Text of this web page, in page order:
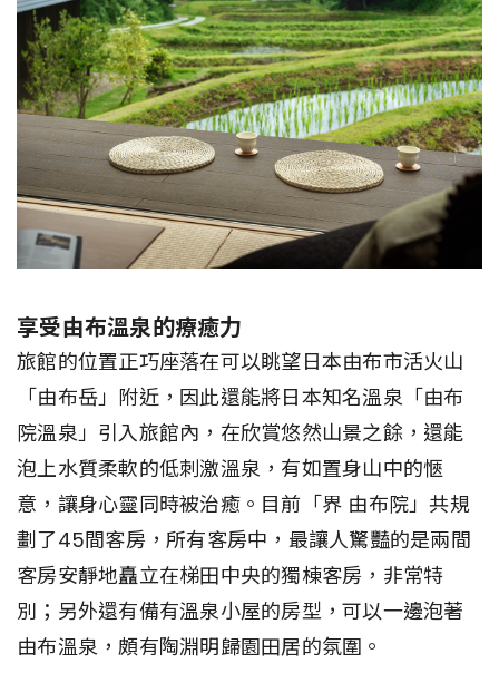
享受由布溫泉的療癒力
旅館的位置正巧座落在可以眺望日本由布市活火山
「由布岳」附近，因此還能將日本知名溫泉「由布
院溫泉」引入旅館內，在欣賞悠然山景之餘，還能
泡上水質柔軟的低刺激溫泉，有如置身山中的愜
意，讓身心靈同時被治癒。目前「界 由布院」共規
劃了45間客房，所有客房中，最讓人驚豔的是兩間
客房安靜地矗立在梯田中央的獨棟客房，非常特
別；另外還有備有溫泉小屋的房型，可以一邊泡著
由布溫泉，頗有陶淵明歸園田居的氛圍。